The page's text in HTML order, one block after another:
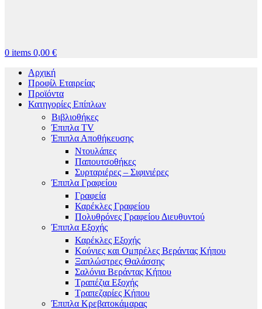
0 items 0,00 €
Αρχική
Προφίλ Εταιρείας
Προϊόντα
Κατηγορίες Επίπλων
Βιβλιοθήκες
Έπιπλα TV
Έπιπλα Αποθήκευσης
Ντουλάπες
Παπουτσοθήκες
Συρταριέρες – Σιφινιέρες
Έπιπλα Γραφείου
Γραφεία
Καρέκλες Γραφείου
Πολυθρόνες Γραφείου Διευθυντού
Έπιπλα Εξοχής
Καρέκλες Εξοχής
Κούνιες και Ομπρέλες Βεράντας Κήπου
Ξαπλώστρες Θαλάσσης
Σαλόνια Βεράντας Κήπου
Τραπέζια Εξοχής
Τραπεζαρίες Κήπου
Έπιπλα Κρεβατοκάμαρας